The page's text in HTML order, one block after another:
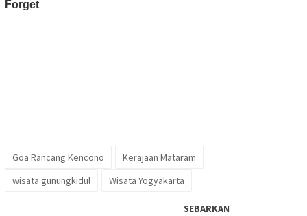
Goa Rancang Kencono
Kerajaan Mataram
wisata gunungkidul
Wisata Yogyakarta
SEBARKAN